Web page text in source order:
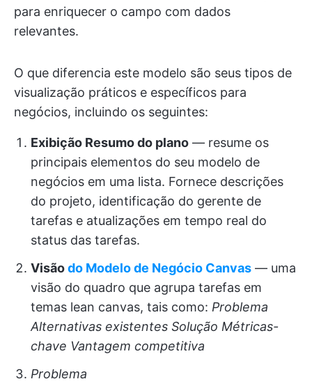
para enriquecer o campo com dados
relevantes.
O que diferencia este modelo são seus tipos de
visualização práticos e específicos para
negócios, incluindo os seguintes:
Exibição Resumo do plano — resume os
principais elementos do seu modelo de
negócios em uma lista. Fornece descrições
do projeto, identificação do gerente de
tarefas e atualizações em tempo real do
status das tarefas.
Visãodo Modelo de Negócio Canvas — uma
visão do quadro que agrupa tarefas em
temas lean canvas, tais como: Problema
Alternativas existentes Solução Métricas-
chave Vantagem competitiva
Problema